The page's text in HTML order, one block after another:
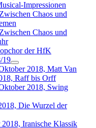
Impressionen
Chaos und
Chaos und
der HfK
19
2018, Matt Van
Raff bis Orff
2018, Swing
Die Wurzel der
Iranische Klassik